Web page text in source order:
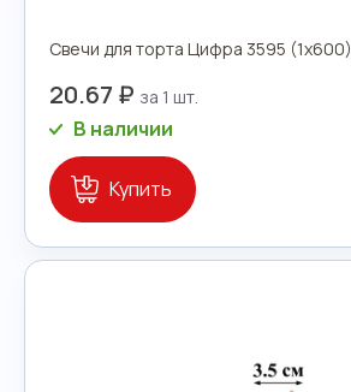
Свечи для торта Цифра 3595 (1х600)
20.67 ₽
В наличии
Купить